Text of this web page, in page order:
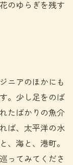
のゆらぎを残す
ニアのほかにも
。少し足をのば
たばかりの魚介
ば、太平洋の水
、海と、港町。
ってみてくださ